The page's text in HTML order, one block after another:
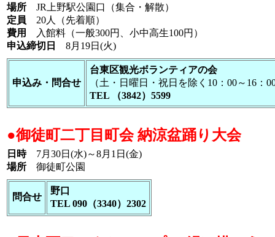
場所 JR上野駅公園口（集合・解散）
定員 20人（先着順）
費用
入館料（一般300円、小中高生100円）
申込締切日
8月19日(火)
申込み・問合せ
台東区観光ボランティアの会
（土・日曜日・祝日を除く10：00～16：
TEL （3842）5599
●御徒町二丁目町会 納涼盆踊り大会
日時7月30日(水)～8月1日(金)
場所 御徒町公園
問合せ
野口
TEL 090（3340）2302